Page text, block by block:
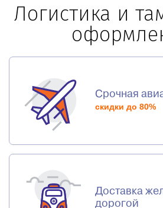
Логистика и
Срочная
скидки до 80%
Доставка
дорогой